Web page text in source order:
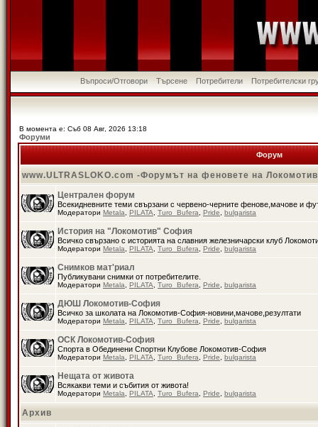
Въпроси/Отговори Търсене Потребители Потребителски
В момента е: Съб 08 Авг, 2026 13:18
Форуми
Форум
www.ULTRASLOKO.com -Форумът на феновете на
Централен форум
Всекидневните теми свързани с червено-черните фенове,мачове и
Модератори Metala PILATA Turo_Bufera Pride bulgarista
История на "Локомотив" София
Всичко свързано с историята на славния железничарски клуб
Модератори Metala PILATA Turo_Bufera Pride bulgarista
Снимков мат'риал
Публикувани снимки от потребителите.
Модератори Metala PILATA Turo_Bufera Pride bulgarista
ДЮШ Локомотив-София
Всичко за школата на Локомотив-София-новини,мачове,резултати
Модератори Metala PILATA Turo_Bufera Pride bulgarista
ОСК Локомотив-София
Спорта в Обединени Спортни Клубове Локомотив-София
Модератори Metala PILATA Turo_Bufera Pride bulgarista
Нещата от живота
Всякакви теми и събития от живота!
Модератори Metala PILATA Turo_Bufera Pride bulgarista
Архив